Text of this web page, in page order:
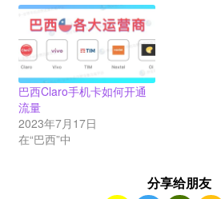
巴西Claro手机卡如何开通
流量
2023年7月17日
在“巴西”中
分享给朋友